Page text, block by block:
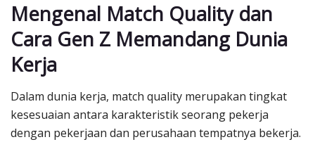
Mengenal Match Quality dan
Cara Gen Z Memandang Dunia
Kerja
Dalam dunia kerja, match quality merupakan tingkat
kesesuaian antara karakteristik seorang pekerja
dengan pekerjaan dan perusahaan tempatnya bekerja.